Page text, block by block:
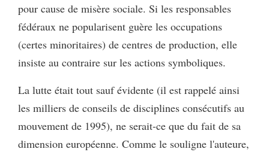
pour cause de misère sociale. Si les responsables
fédéraux ne popularisent guère les occupations
(certes minoritaires) de centres de production, elle
insiste au contraire sur les actions symboliques.
La lutte était tout sauf évidente (il est rappelé ainsi
les milliers de conseils de disciplines consécutifs au
mouvement de 1995), ne serait-ce que du fait de sa
dimension européenne. Comme le souligne l'auteure,